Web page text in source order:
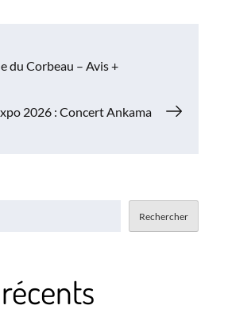
du Corbeau – Avis +
2026 : Concert Ankama
Rechercher